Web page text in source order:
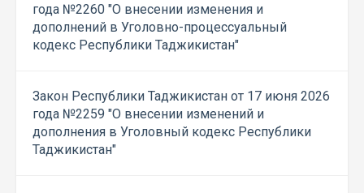
года №2260 "О внесении изменения и
дополнений в Уголовно-процессуальный
кодекс Республики Таджикистан"
Закон Республики Таджикистан от 17 июня 2026
года №2259 "О внесении изменений и
дополнения в Уголовный кодекс Республики
Таджикистан"